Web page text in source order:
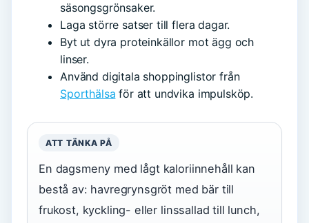
säsongsgrönsaker.
Laga större satser till flera dagar.
Byt ut dyra proteinkällor mot ägg och
linser.
Använd digitala shoppinglistor från
Sporthälsa för att undvika impulsköp.
ATT TÄNKA PÅ
En dagsmeny med lågt kaloriinnehåll kan
bestå av: havregrynsgröt med bär till
frukost, kyckling- eller linssallad till lunch,